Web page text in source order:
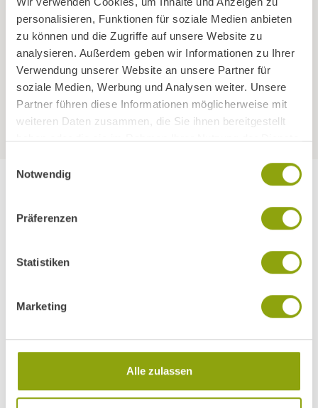
personalisieren, Funktionen für soziale Medien anbieten
zu können und die Zugriffe auf unsere Website zu
analysieren. Außerdem geben wir Informationen zu Ihrer
Verwendung unserer Website an unsere Partner für
soziale Medien, Werbung und Analysen weiter. Unsere
Partner führen diese Informationen möglicherweise mit
weiteren Daten zusammen, die Sie ihnen bereitgestellt
haben oder die sie im Rahmen Ihrer Nutzung der Dienste
Notwendig
Präferenzen
Statistiken
Marketing
Alle zulassen
Vorträge von ÄrztInnen und PsychologInnen
Freie Benützung von Schwimmbad, Sauna und Fitnessraum mit
Panoramablick
JETZT IN EIN GESUNDES LEBEN STARTEN
Weitere Programme für Sie:
DETOX CLASSIC DETOX INTENSIVE